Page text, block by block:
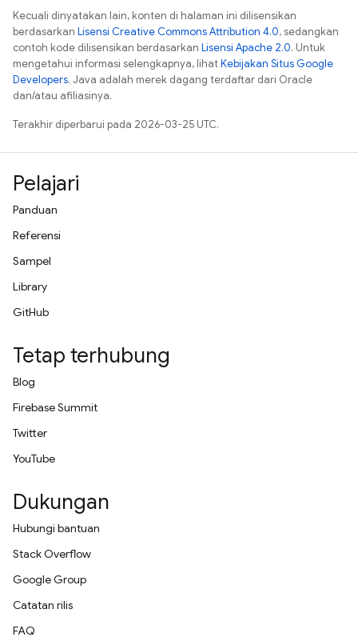
Kecuali dinyatakan lain, konten di halaman ini dilisensikan
berdasarkan Lisensi Creative Commons Attribution 4.0, sedangkan
contoh kode dilisensikan berdasarkan Lisensi Apache 2.0. Untuk
mengetahui informasi selengkapnya, lihatKebijakan Situs Google
Developers. Java adalah merek dagang terdaftar dari Oracle
dan/atau afiliasinya.
Terakhir diperbarui pada 2026-03-25 UTC.
Pelajari
Panduan
Referensi
Sampel
Library
GitHub
Tetap terhubung
Blog
Firebase Summit
Twitter
YouTube
Dukungan
Hubungi bantuan
Stack Overflow
Google Group
Catatan rilis
FAQ